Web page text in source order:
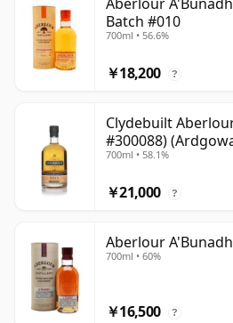
Batch #010
700ml • 56.6%
￥18,200 ?
Clydebuilt
#300088)
700ml • 58.1%
￥21,000 ?
Aberlour A'Bunadh
700ml • 60%
￥16,500 ?